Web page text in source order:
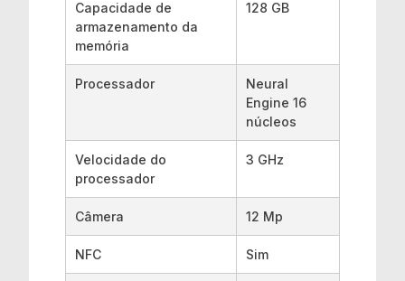
Capacidade de
armazenamento da
memória
‎128 GB
Processador
‎Neural
Engine 16
núcleos
Velocidade do
processador
‎3 GHz
Câmera 12 Mp
NFC ‎Sim